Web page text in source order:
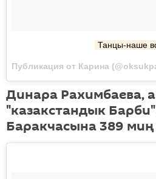
Танцы-наше
Динара Рахимбаева,
"казакстандык
Баракчасына 389